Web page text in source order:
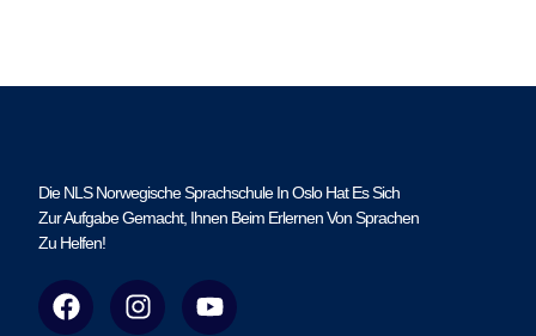
Die NLS Norwegische Sprachschule In Oslo Hat Es Sich
Zur Aufgabe Gemacht, Ihnen Beim Erlernen Von Sprachen
Zu Helfen!
F
a
I
n
Y
o